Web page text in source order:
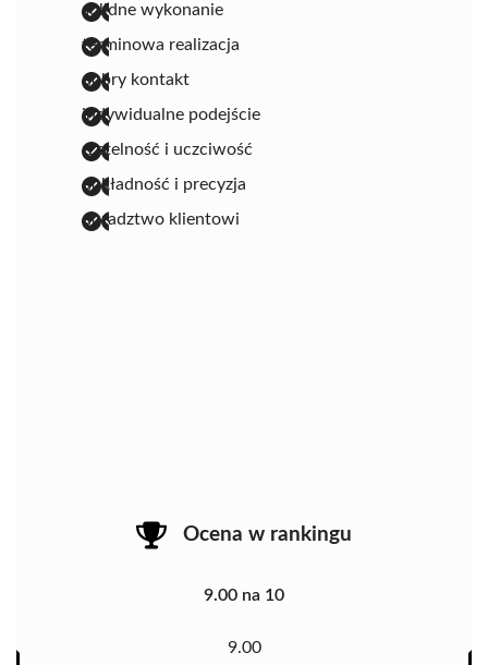
solidne wykonanie
terminowa realizacja
dobry kontakt
indywidualne podejście
rzetelność i uczciwość
dokładność i precyzja
doradztwo klientowi
Ocena w rankingu
9.00 na 10
9.00